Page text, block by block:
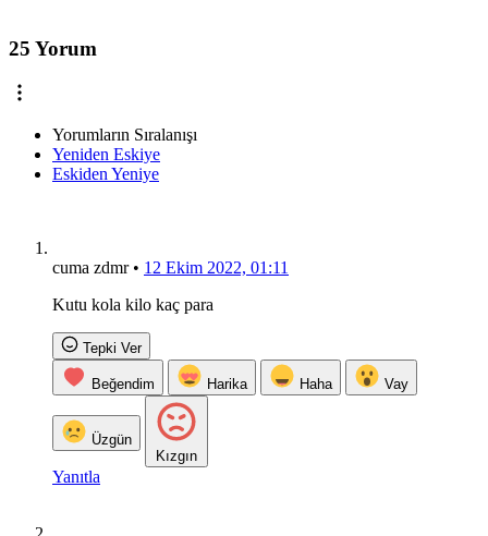
25 Yorum
Yorumların Sıralanışı
Yeniden Eskiye
Eskiden Yeniye
cuma zdmr • 12 Ekim 2022, 01:11
Kutu kola kilo kaç para
Tepki Ver
Beğendim Harika Haha Vay
Üzgün
Kızgın
Yanıtla